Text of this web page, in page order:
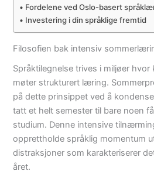
Fordelene ved Oslo-basert
Investering i din språklige fremtid
Filosofien bak intensiv
Språktilegnelse trives i miljøer
møter strukturert læring.
på dette prinsippet ved å
tatt et helt semester til bare noen
studium. Denne intensive
opprettholde språklig momentum
distraksjoner som karakteriserer
året.